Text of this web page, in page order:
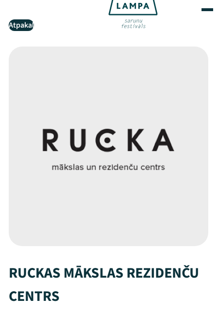
Atpakaļ
RUCKAS MĀKSLAS REZIDENČU
CENTRS